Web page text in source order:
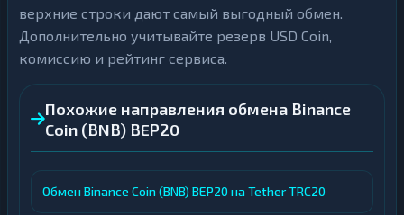
верхние строки дают самый выгодный обмен.
Дополнительно учитывайте резерв USD Coin,
комиссию и рейтинг сервиса.
Похожие направления обмена Binance
Coin (BNB) BEP20
Обмен Binance Coin (BNB) BEP20 на Tether TRC20